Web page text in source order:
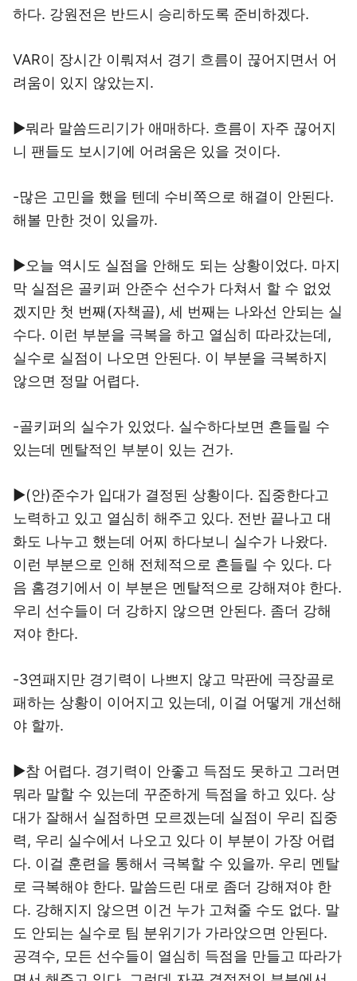
하다. 강원전은 반드시 승리하도록 준비하겠다.
VAR이 장시간 이뤄져서 경기 흐름이 끊어지면서 어
려움이 있지 않았는지.
▶뭐라 말씀드리기가 애매하다. 흐름이 자주 끊어지
니 팬들도 보시기에 어려움은 있을 것이다.
-많은 고민을 했을 텐데 수비쪽으로 해결이 안된다.
해볼 만한 것이 있을까.
▶오늘 역시도 실점을 안해도 되는 상황이었다. 마지
막 실점은 골키퍼 안준수 선수가 다쳐서 할 수 없었
겠지만 첫 번째(자책골), 세 번째는 나와선 안되는 실
수다. 이런 부분을 극복을 하고 열심히 따라갔는데,
실수로 실점이 나오면 안된다. 이 부분을 극복하지
않으면 정말 어렵다.
-골키퍼의 실수가 있었다. 실수하다보면 흔들릴 수
있는데 멘탈적인 부분이 있는 건가.
▶(안)준수가 입대가 결정된 상황이다. 집중한다고
노력하고 있고 열심히 해주고 있다. 전반 끝나고 대
화도 나누고 했는데 어찌 하다보니 실수가 나왔다.
이런 부분으로 인해 전체적으로 흔들릴 수 있다. 다
음 홈경기에서 이 부분은 멘탈적으로 강해져야 한다.
우리 선수들이 더 강하지 않으면 안된다. 좀더 강해
져야 한다.
-3연패지만 경기력이 나쁘지 않고 막판에 극장골로
패하는 상황이 이어지고 있는데, 이걸 어떻게 개선해
야 할까.
▶참 어렵다. 경기력이 안좋고 득점도 못하고 그러면
뭐라 말할 수 있는데 꾸준하게 득점을 하고 있다. 상
대가 잘해서 실점하면 모르겠는데 실점이 우리 집중
력, 우리 실수에서 나오고 있다 이 부분이 가장 어렵
다. 이걸 훈련을 통해서 극복할 수 있을까. 우리 멘탈
로 극복해야 한다. 말씀드린 대로 좀더 강해져야 한
다. 강해지지 않으면 이건 누가 고쳐줄 수도 없다. 말
도 안되는 실수로 팀 분위기가 가라앉으면 안된다.
공격수, 모든 선수들이 열심히 득점을 만들고 따라가